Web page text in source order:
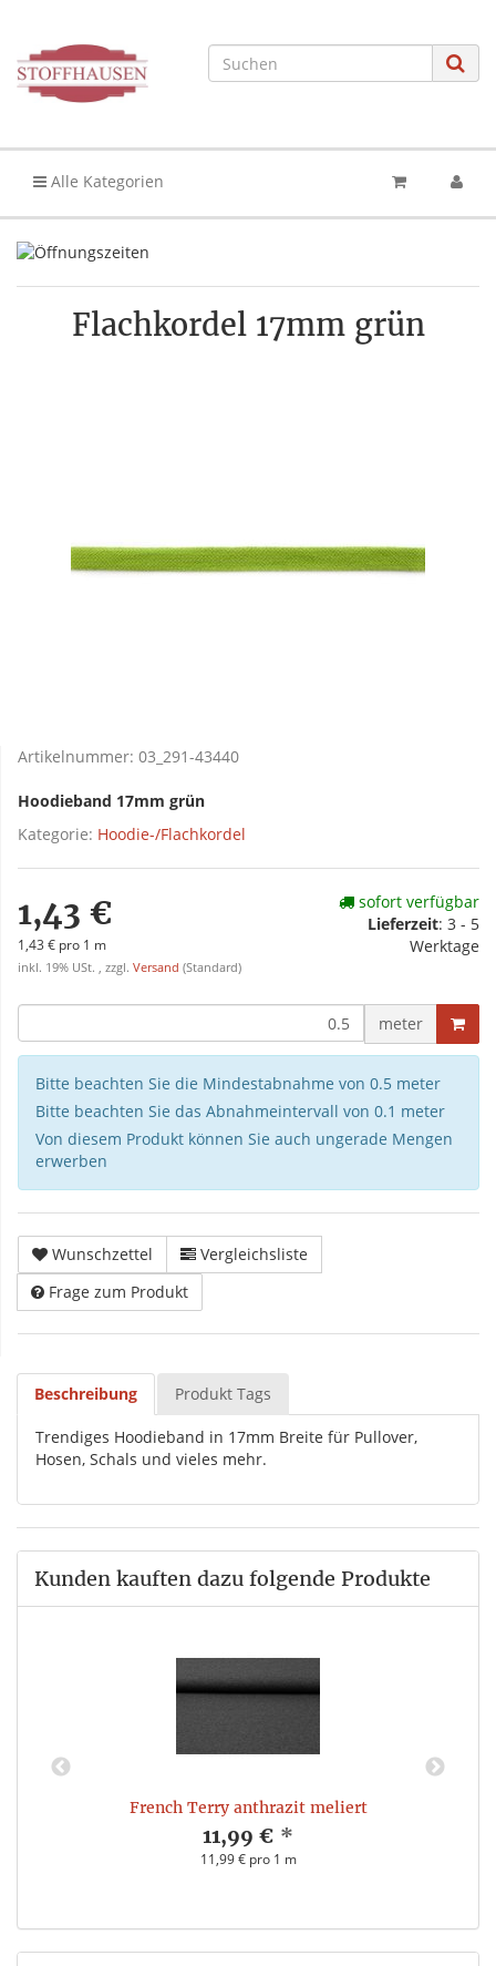
Alle Kategorien
Flachkordel 17mm grün
Artikelnummer: 03_291-43440
Hoodieband 17mm grün
Kategorie: Hoodie-/Flachkordel
1,43 €
1,43 € pro 1 m
inkl. 19% USt. , zzgl. Versand (Standard)
sofort verfügbar
Lieferzeit: 3 - 5
Werktage
meter
Bitte beachten Sie die Mindestabnahme von 0.5 meter
Bitte beachten Sie das Abnahmeintervall von 0.1 meter
Von diesem Produkt können Sie auch ungerade Mengen
erwerben
Wunschzettel
Vergleichsliste
Frage zum Produkt
Beschreibung Produkt Tags
Trendiges Hoodieband in 17mm Breite für Pullover,
Hosen, Schals und vieles mehr.
Kunden kauften dazu folgende Produkte
French Terry anthrazit meliert
11,99 € *
11,99 € pro 1 m